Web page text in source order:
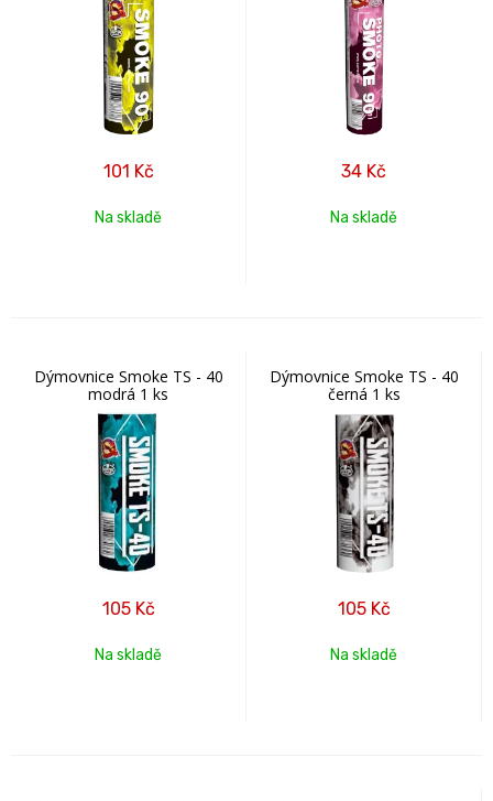
101 Kč
Na skladě
34 Kč
Na skladě
Dýmovnice Smoke TS - 40
modrá 1 ks
105 Kč
Na skladě
Dýmovnice Smoke TS - 40
černá 1 ks
105 Kč
Na skladě